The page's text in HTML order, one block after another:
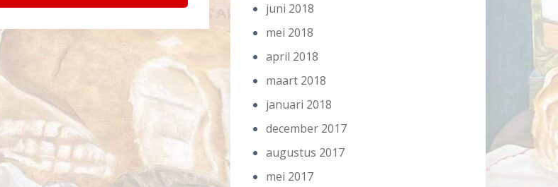
juni 2018
mei 2018
april 2018
maart 2018
januari 2018
december 2017
augustus 2017
mei 2017